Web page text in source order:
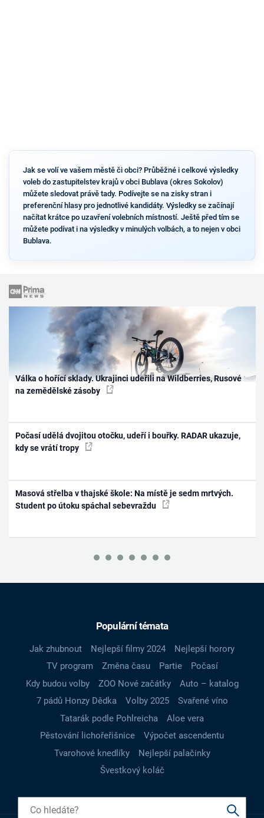
Jak se volí ve vašem městě či obci? Průběžné i celkové výsledky
voleb do zastupitelstev krajů v obci Bublava (okres Sokolov)
můžete sledovat právě tady. Podívejte se na zisky stran i
preferenční hlasy pro jednotlivé kandidáty. Výsledky se začínají
načítat krátce po uzavření volebních místností. Ještě před tím se
můžete podívat i na výsledky v minulých volbách, a to nejen v obci
Bublava.
Válka o hořící sklady. Ukrajinci udeřili na Wildberries, Rusové
na zemědělské zásoby
Počasí udělá dvojitou otočku, udeří i bouřky. RADAR ukazuje,
kdy se vrátí tropy
Masová střelba v thajské škole: Na místě je sedm mrtvých.
Student po útoku spáchal sebevraždu
Populární témata
Jak zhubnout Nejlepší filmy 2024
Nejlepší horory
TV program
Změna času Partie
Počasí
Kdy budou volby
ZOO Nové začátky
Auto – katalog
7 pádů Honzy Dědka
Volby 2025
Svařené víno
Tatarák podle Pohlreicha
Aloe vera
Pěstování lichořeřišnice
Výpočet ascendentu
Tvarohové knedlíky
Nejlepší palačinky
Švestkový koláč